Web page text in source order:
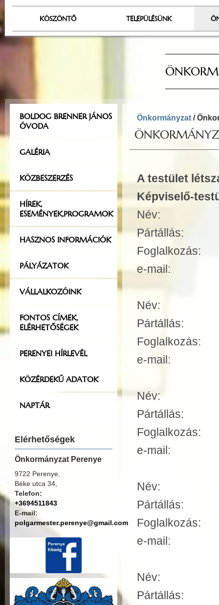
KÖSZÖNTŐ TELEPÜLÉSÜNK
BOLDOG BRENNER JÁNOS
ÓVODA
GALÉRIA
KÖZBESZERZÉS
HÍREK,
ESEMÉNYEK,PROGRAMOK
HASZNOS INFORMÁCIÓK
PÁLYÁZATOK
VÁLLALKOZÓINK
FONTOS CÍMEK,
ELÉRHETŐSÉGEK
PERENYEI HÍRLEVÉL
KÖZÉRDEKŰ ADATOK
NAPTÁR
Elérhetőségek
Önkormányzat Perenye
9722 Perenye,
Béke utca 34,
Telefon:
+3694511843
E-mail:
polgarmester.perenye@gmail.com
Önkormányzat /
A testület
Képviselő-
Pártállás:
e-mail:
Pártállás:
e-mail:
Név:
Pártállás:
e-mail:
Pártállás:
e-mail:
Név:
Pártállás: